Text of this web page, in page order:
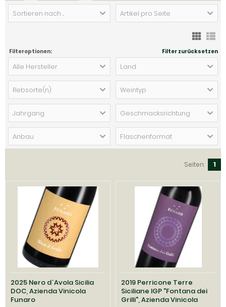
Sortieren nach ... Artikel pro Seite
Filteroptionen: Filter zurücksetzen
Alle Hersteller Land
Rebsorte(n) Weintyp
Jahrgang Geschmacksrichtung
Anbau Flaschenformat
Seiten: 1
2025 Nero d`Avola Sicilia
DOC, Azienda Vinicola
Funaro
2019 Perricone Terre
Siciliane IGP "Fontana dei
Grilli", Azienda Vinicola